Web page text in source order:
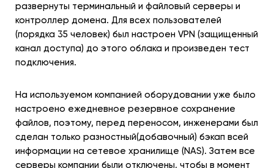
развернуты терминальный и файловый серверы и
контроллер домена. Для всех пользователей
(порядка 35 человек) был настроен VPN (защищенный
канал доступа) до этого облака и произведен тест
подключения.
На используемом компанией оборудовании уже было
настроено ежедневное резервное сохранение
файлов, поэтому, перед переносом, инженерами был
сделан только разностный(добавочный) бэкап всей
информации на сетевое хранилище (NAS). Затем все
серверы компании были отключены, чтобы в момент